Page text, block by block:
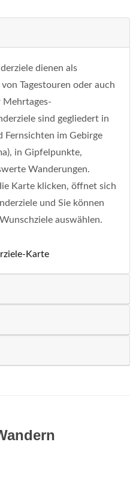
dienen als
Tagestouren oder auch
Mehrtages-
sind gegliedert in
Fernsichten im Gebirge
in Gipfelpunkte,
Wanderungen.
Karte klicken, öffnet sich
und Sie können
auswählen.